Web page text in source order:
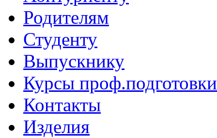
Родителям
Студенту
Выпускнику
Курсы проф.подготовки
Контакты
Изделия